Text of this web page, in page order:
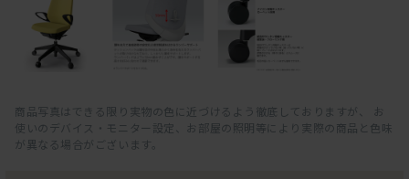
商品写真はできる限り実物の色に近づけるよう徹底しておりますが、 お
使いのデバイス・モニター設定、お部屋の照明等により実際の商品と色味
が異なる場合がございます。